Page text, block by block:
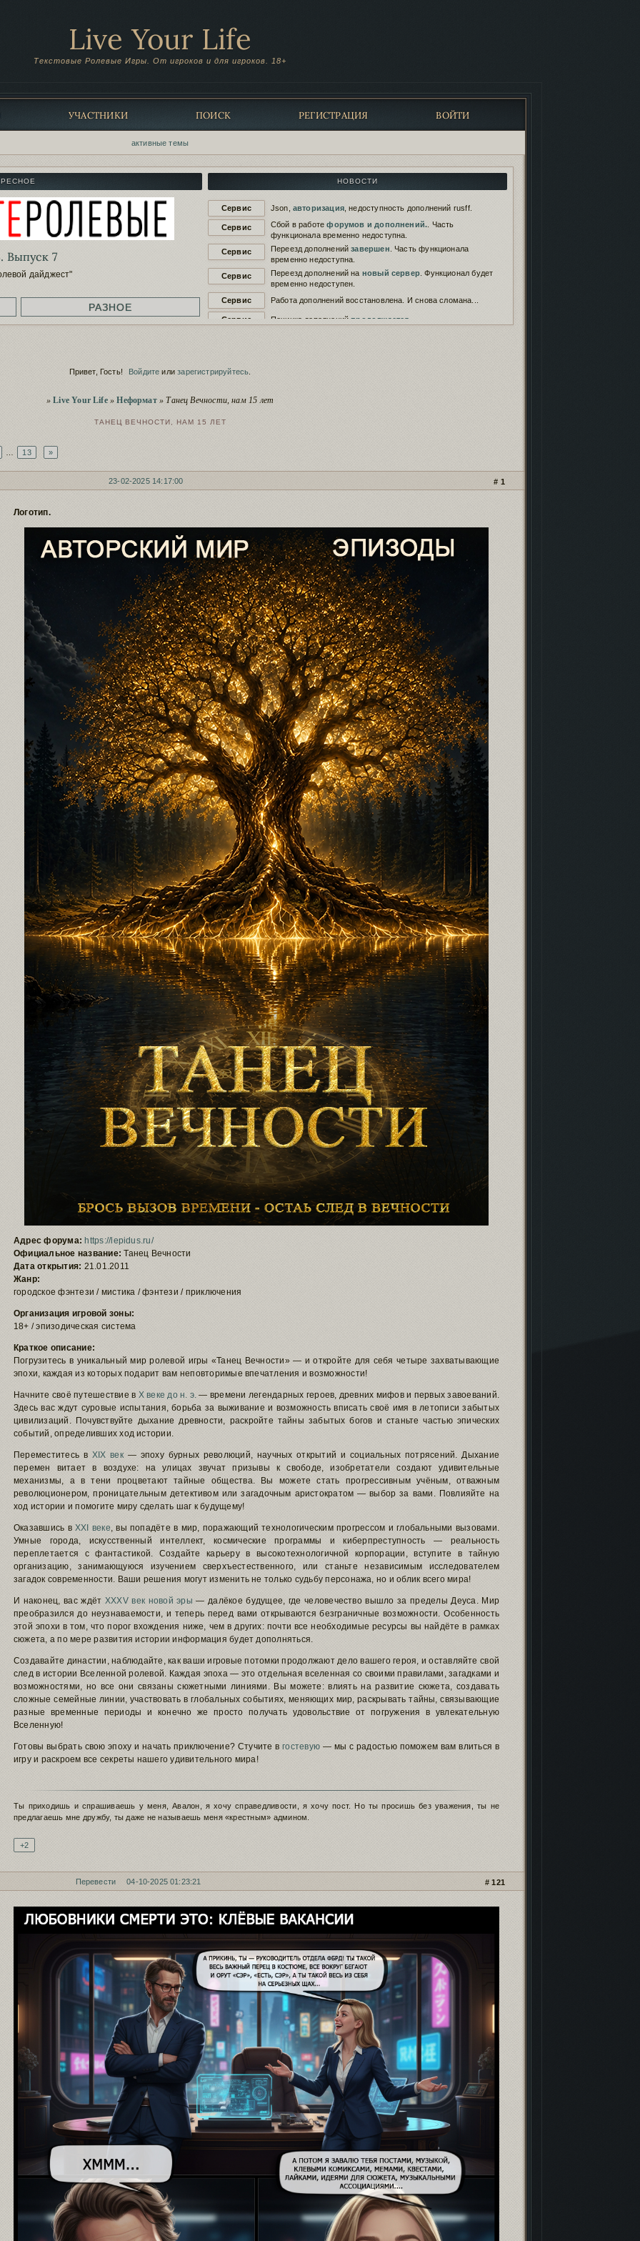
Live Your Life
Текстовые Ролевые Игры. От игроков и для игроков. 18+
УЧАСТНИКИ ПОИСК РЕГИСТРАЦИЯ ВОЙТИ
активные темы
НОВОСТИ
Сервис Json, авторизация, недоступность дополнений rusff.
Сервис Сбой в работефорумов и дополнений. . Часть
функционала временно недоступна.
Сервис
Переезд дополненийзавершен . Часть функционала
временно недоступна.
Сервис
Переезд дополнений на новый сервер . Функционал будет
временно недоступен.
Сервис
Работа дополнений восстановлена. И снова сломана...
Сервис Починка дополненийпродолжается
Сервис Чистка заброшенных форумов
Выпуск 7
дайджест"
РАЗНОЕ
Привет, Гость! Войдите илизарегистрируйтесь
»Live Your Life »Неформат »Танец Вечности, нам 15 лет
ТАНЕЦ ВЕЧНОСТИ, НАМ 15 ЛЕТ
13 »
1
23-02-2025 14:17:00
Логотип.
Адрес форума: https://lepidus.ru/
Официальное название: Танец Вечности
Дата открытия: 21.01.2011
Жанр:
городское фэнтези / мистика / фэнтези / приключения
Организация игровой зоны:
18+ / эпизодическая система
Краткое описание:
Погрузитесь в уникальный мир ролевой игры «Танец Вечности» — и откройте для себя четыре захватывающие
эпохи, каждая из которых подарит вам неповторимые впечатления и возможности!
Начните своё путешествие в X веке до н. э. — времени легендарных героев, древних мифов и первых завоеваний.
Здесь вас ждут суровые испытания, борьба за выживание и возможность вписать своё имя в летописи забытых
цивилизаций. Почувствуйте дыхание древности, раскройте тайны забытых богов и станьте частью эпических
событий, определивших ход истории.
Переместитесь в XIX век— эпоху бурных революций, научных открытий и социальных потрясений. Дыхание
перемен витает в воздухе: на улицах звучат призывы к свободе, изобретатели создают удивительные
механизмы, а в тени процветают тайные общества. Вы можете стать прогрессивным учёным, отважным
революционером, проницательным детективом или загадочным аристократом — выбор за вами. Повлияйте на
ход истории и помогите миру сделать шаг к будущему!
Оказавшись вXXI веке, вы попадёте в мир, поражающий технологическим прогрессом и глобальными вызовами.
Умные города, искусственный интеллект, космические программы и киберпреступность — реальность
переплетается с фантастикой. Создайте карьеру в высокотехнологичной корпорации, вступите в тайную
организацию, занимающуюся изучением сверхъестественного, или станьте независимым исследователем
загадок современности. Ваши решения могут изменить не только судьбу персонажа, но и облик всего мира!
И наконец, вас ждёт XXXV век новой эры — далёкое будущее, где человечество вышло за пределы Деуса. Мир
преобразился до неузнаваемости, и теперь перед вами открываются безграничные возможности. Особенность
этой эпохи в том, что порог вхождения ниже, чем в других: почти все необходимые ресурсы вы найдёте в рамках
сюжета, а по мере развития истории информация будет дополняться.
Создавайте династии, наблюдайте, как ваши игровые потомки продолжают дело вашего героя, и оставляйте свой
след в истории Вселенной ролевой. Каждая эпоха — это отдельная вселенная со своими правилами, загадками и
возможностями, но все они связаны сюжетными линиями. Вы можете: влиять на развитие сюжета, создавать
сложные семейные линии, участвовать в глобальных событиях, меняющих мир, раскрывать тайны, связывающие
разные временные периоды и конечно же просто получать удовольствие от погружения в увлекательную
Вселенную!
Готовы выбрать свою эпоху и начать приключение? Стучите вгостевую — мы с радостью поможем вам влиться в
игру и раскроем все секреты нашего удивительного мира!
Ты приходишь и спрашиваешь у меня, Авалон, я хочу справедливости, я хочу пост. Но ты просишь без уважения, ты не
предлагаешь мне дружбу, ты даже не называешь меня «крестным» админом.
+2
Перевести 121
04-10-2025 01:23:21